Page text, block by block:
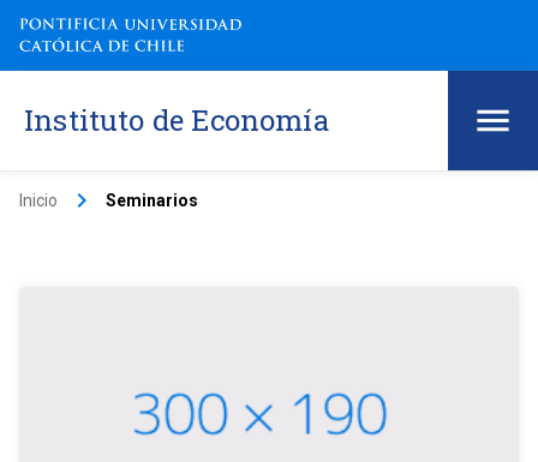
Instituto de Economía
Inicio keyboard_arrow_right Seminarios